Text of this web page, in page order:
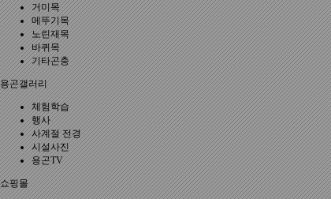
거미목
메뚜기목
노린재목
바퀴목
기타곤충
용곤갤러리
체험학습
행사
사계절 전경
시설사진
용곤TV
쇼핑몰